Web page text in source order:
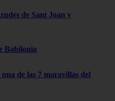
de Sant Joan y
Babilonia
de las 7 maravillas del